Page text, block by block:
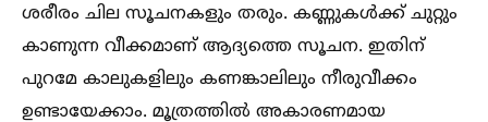
ശരീരം ചില സൂചനകളും തരും. കണ്ണുകള്‍ക്ക് ചുറ്റും
കാണുന്ന വീക്കമാണ് ആദ്യത്തെ സൂചന. ഇതിന്
പുറമേ കാലുകളിലും കണങ്കാലിലും നീരുവീക്കം
ഉണ്ടായേക്കാം. മൂത്രത്തില്‍ അകാരണമായ